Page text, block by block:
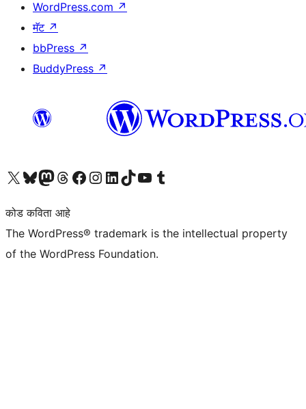
WordPress.com ↗
मॅट ↗
bbPress ↗
BuddyPress ↗
आमच्या X (एक्स) (पूर्वीचे ट्विटर) खात्याला भेट द्या आमच्या ब्लूस्की खात्याला भेट द्या.आमच्या Mastodon खात्याला भेट द्या.आमच्या थ्रेड्स खात्याला भेट द्या. आमच्या फेसबुक पेजला भेट द्या आमच्या इंस्टाग्राम खात्याला भेट द्या आमच्या लिंक्डइन खात्याला भेट द्या आमच्या टिकटॉक अकाउंटला भेट द्या.आमच्या यूट्यूब चॅनेलला भेट द्या आमच्या टंबलर खात्याला भेट द्या.
कोड कविता आहे
The WordPress® trademark is the intellectual property
of the WordPress Foundation.